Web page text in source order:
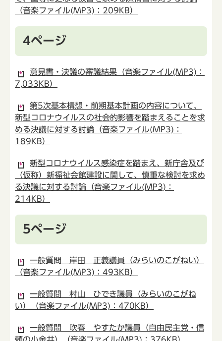
（音楽ファイル(MP3)：209KB）
4ページ
意見書・決議の審議結果（音楽ファイル(MP3)：
7,033KB）
第5次基本構想・前期基本計画の内容について、
新型コロナウイルスの社会的影響を踏まえることを求
める決議に対する討論（音楽ファイル(MP3)：
189KB）
新型コロナウイルス感染症を踏まえ、新庁舎及び
（仮称）新福祉会館建設に関して、慎重な検討を求め
る決議に対する討論（音楽ファイル(MP3)：
214KB）
5ページ
一般質問 岸田 正義議員（みらいのこがねい）
（音楽ファイル(MP3)：493KB）
一般質問 村山 ひでき議員（みらいのこがね
い）（音楽ファイル(MP3)：470KB）
一般質問 吹春 やすたか議員（自由民主党・信
頼の小金井）（音楽ファイル(MP3)：376KB）